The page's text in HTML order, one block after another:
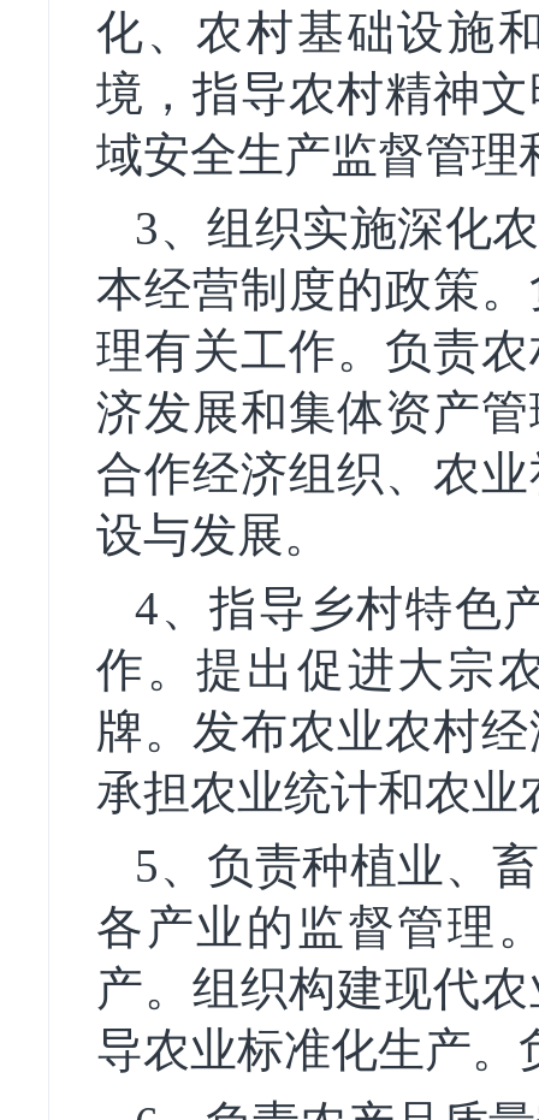
化、农村基础设施
境，指导农村精神
域安全生产监督管理
3、组织实施深化
本经营制度的政策
理有关工作。负责
济发展和集体资产
合作经济组织、农
设与发展。
4、指导乡村特色
作。提出促进大宗
牌。发布农业农村
承担农业统计和农业
5、负责种植业、
各产业的监督管理
产。组织构建现代
导农业标准化生产。